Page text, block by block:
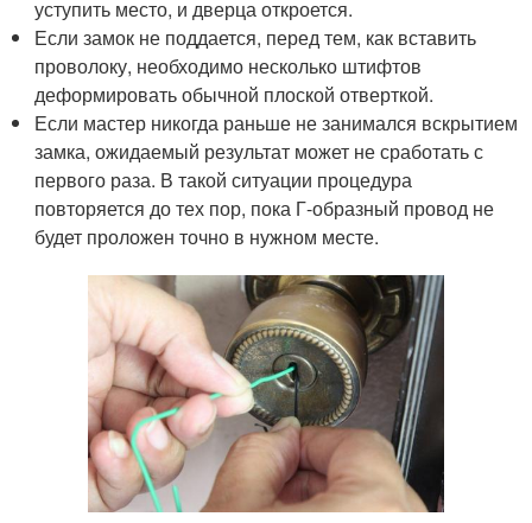
уступить место, и дверца откроется.
Если замок не поддается, перед тем, как вставить
проволоку, необходимо несколько штифтов
деформировать обычной плоской отверткой.
Если мастер никогда раньше не занимался вскрытием
замка, ожидаемый результат может не сработать с
первого раза. В такой ситуации процедура
повторяется до тех пор, пока Г-образный провод не
будет проложен точно в нужном месте.